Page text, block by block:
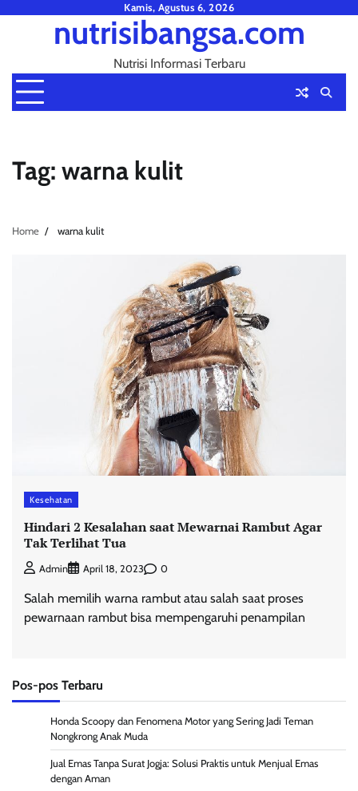
Kamis, Agustus 6, 2026
nutrisibangsa.com
Nutrisi Informasi Terbaru
Tag: warna kulit
Home warna kulit
Kesehatan
Hindari 2 Kesalahan saat Mewarnai Rambut Agar
Tak Terlihat Tua
Admin April 18, 2023 0
Salah memilih warna rambut atau salah saat proses
pewarnaan rambut bisa mempengaruhi penampilan
Pos-pos Terbaru
Honda Scoopy dan Fenomena Motor yang Sering Jadi Teman
Nongkrong Anak Muda
Jual Emas Tanpa Surat Jogja: Solusi Praktis untuk Menjual Emas
dengan Aman